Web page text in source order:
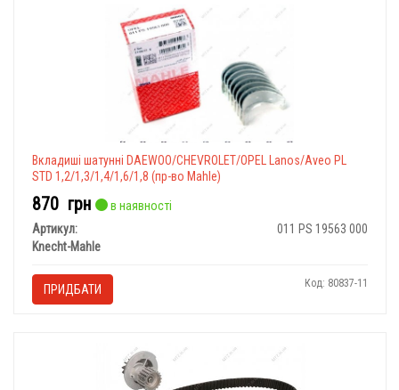
Вкладиші шатунні DAEWOO/CHEVROLET/OPEL Lanos/Aveo PL
STD 1,2/1,3/1,4/1,6/1,8 (пр-во Mahle)
870 грн
в наявності
Артикул:
011 PS 19563 000
Knecht-Mahle
ПРИДБАТИ Код: 80837-11